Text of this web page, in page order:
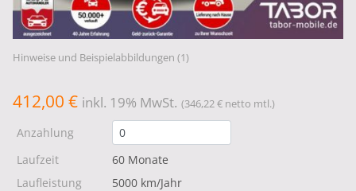
Hinweise und Beispielabbildungen (1)
412,00 € inkl. 19% MwSt. (346,22 € netto mtl.)
Anzahlung
Laufzeit
60 Monate
Laufleistung
5000 km/Jahr